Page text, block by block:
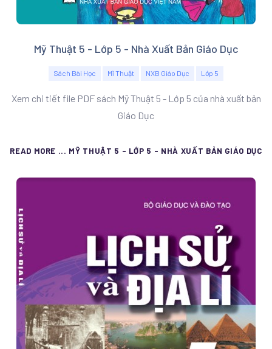
Mỹ Thuật 5 - Lớp 5 - Nhà Xuất Bản Giáo Dục
Sách Bài Học Mĩ Thuật NXB Giáo Dục Lớp 5
Xem chi tiết file PDF sách Mỹ Thuật 5 - Lớp 5 của nhà xuất bản
Giáo Dục
READ MORE ... MỸ THUẬT 5 - LỚP 5 - NHÀ XUẤT BẢN GIÁO DỤC